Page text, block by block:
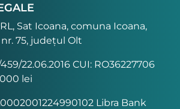
Sat Icoana, comuna Icoana,
75, județul Olt
22.06.2016 CUI: RO36227706
lei
Libra Bank